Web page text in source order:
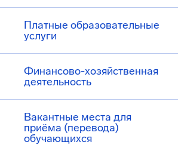
Платные образовательные
услуги
Финансово-хозяйственная
деятельность
Вакантные места для
приёма (перевода)
обучающихся